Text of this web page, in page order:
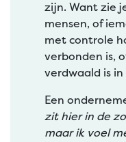
zijn. Want zie
mensen, of
met controle
verbonden is,
verdwaald is
Een
zit hier in de
maar ik voel